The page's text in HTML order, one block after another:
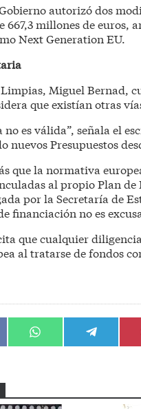
autorizó dos
667,3 millones de euros,
Next Generation EU.
Miguel Bernad,
que existían otras
no es válida”, señala el
Presupuestos
que la normativa
al propio Plan de
por la Secretaría de
financiación no es
que cualquier
al tratarse de fondos
Compartir
en
Compartir
en